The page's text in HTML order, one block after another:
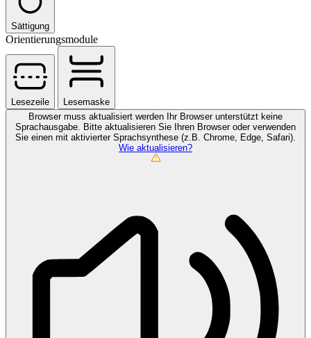
Sättigung
Orientierungsmodule
Lesezeile
Lesemaske
Browser muss aktualisiert werden
Ihr Browser unterstützt keine
Sprachausgabe. Bitte aktualisieren Sie Ihren Browser oder verwenden
Sie einen mit aktivierter Sprachsynthese (z.B. Chrome, Edge, Safari).
Wie aktualisieren?